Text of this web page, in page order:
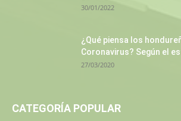
30/01/2022
¿Qué piensa los
Coronavirus? Según el
27/03/2020
CATEGORÍA POPULAR